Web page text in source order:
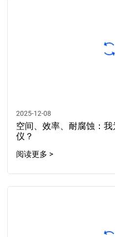
2025-12-08
空间、效率、耐腐蚀：
仪？
阅读更多 >